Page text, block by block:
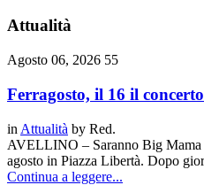
Attualità
Agosto 06, 2026 55
Ferragosto, il 16 il
in Attualità by Red.
AVELLINO – Saranno Big Mama
agosto in Piazza Libertà. Dopo
Continua a leggere...